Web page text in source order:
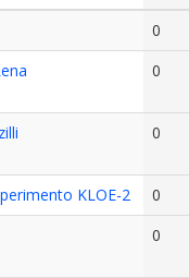
0
0
0
KLOE-2
0
0